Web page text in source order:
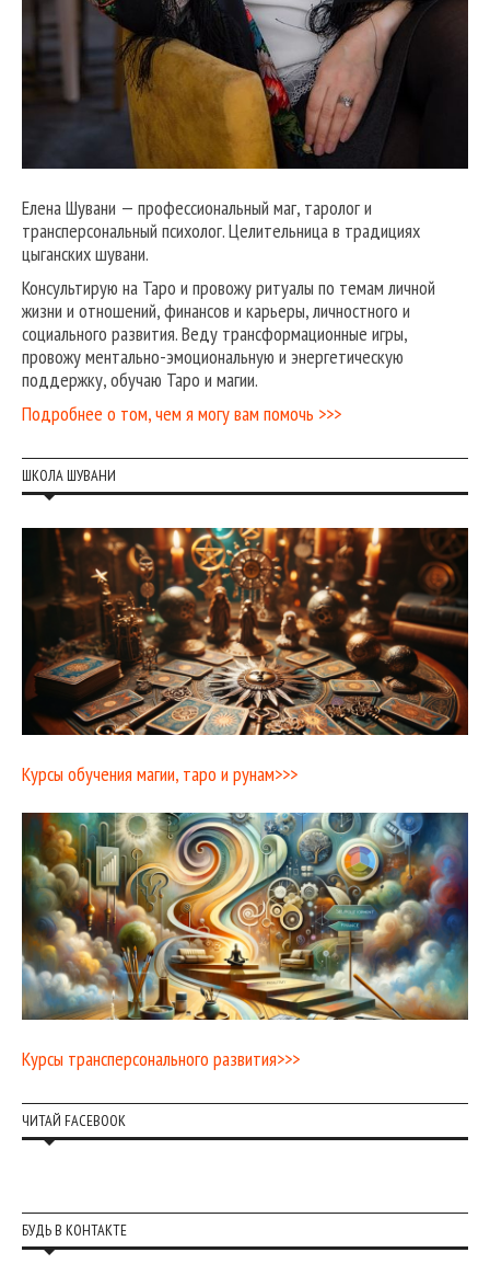
Елена Шувани — профессиональный маг, таролог и
трансперсональный психолог. Целительница в традициях
цыганских шувани.
Консультирую на Таро и провожу ритуалы по темам личной
жизни и отношений, финансов и карьеры, личностного и
социального развития. Веду трансформационные игры,
провожу ментально-эмоциональную и энергетическую
поддержку, обучаю Таро и магии.
Подробнее о том, чем я могу вам помочь >>>
ШКОЛА ШУВАНИ
Курсы обучения магии, таро и рунам>>>
Курсы трансперсонального развития>>>
ЧИТАЙ FACEBOOK
БУДЬ В КОНТАКТЕ